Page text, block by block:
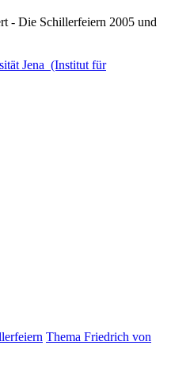
- Die Schillerfeiern 2005 und
Jena (Institut für
Thema Friedrich von